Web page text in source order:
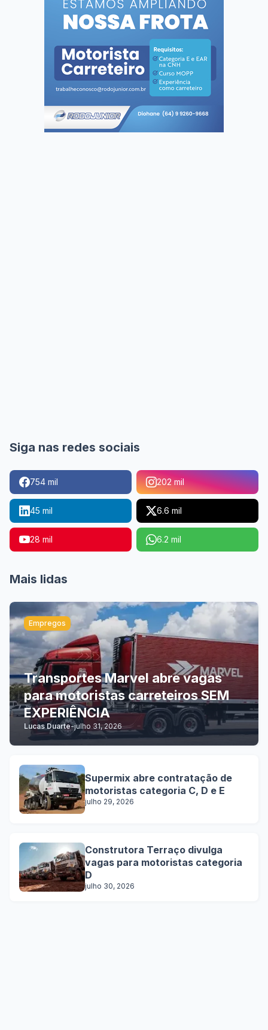
Siga nas redes sociais
754 mil 202 mil
45 mil 6.6 mil
28 mil 6.2 mil
Mais lidas
Empregos
Transportes Marvel abre vagas
para motoristas carreteiros SEM
EXPERIÊNCIA
Lucas Duarte-julho 31, 2026
Supermix abre contratação de
motoristas categoria C, D e E
julho 29, 2026
Construtora Terraço divulga
vagas para motoristas categoria
D
julho 30, 2026